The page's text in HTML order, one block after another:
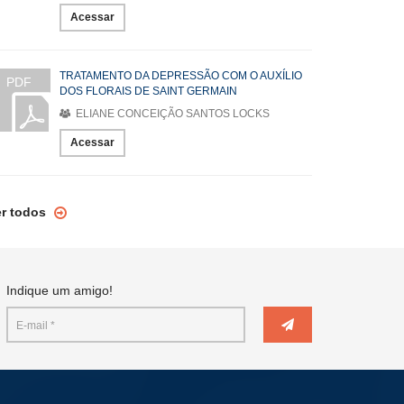
Acessar
PDF
TRATAMENTO DA DEPRESSÃO COM O AUXÍLIO
DOS FLORAIS DE SAINT GERMAIN
ELIANE CONCEIÇÃO SANTOS LOCKS
Acessar
todos
Indique um amigo!